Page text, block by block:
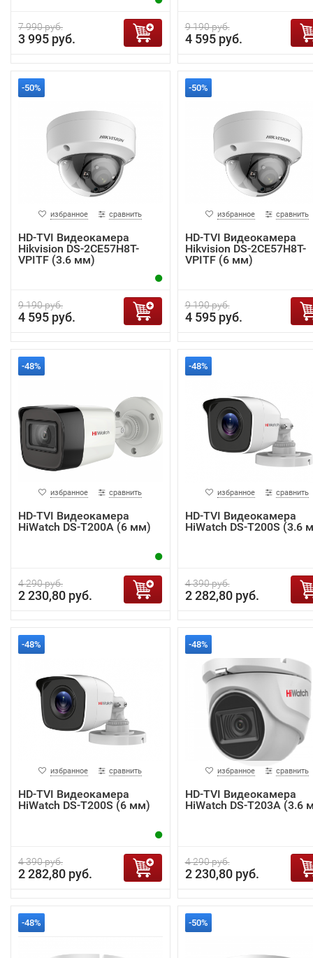
7 990 руб.
3 995 руб.
9 190 руб.
4 595 руб.
-50%
избранное сравнить
HD-TVI Видеокамера
Hikvision DS-2CE57H8T-
VPITF (3.6 мм)
9 190 руб.
4 595 руб.
-50%
избранное сравнить
HD-TVI Видеокамера
Hikvision DS-2CE57H8T-
VPITF (6 мм)
9 190 руб.
4 595 руб.
-48%
избранное сравнить
HD-TVI Видеокамера
HiWatch DS-T200A (6 мм)
4 290 руб.
2 230,80 руб.
-48%
избранное сравнить
HD-TVI Видеокамера
HiWatch DS-T200S (3.6
4 390 руб.
2 282,80 руб.
-48%
избранное сравнить
HD-TVI Видеокамера
HiWatch DS-T200S (6 мм)
4 390 руб.
2 282,80 руб.
-48%
избранное сравнить
HD-TVI Видеокамера
HiWatch DS-T203A (3.6
4 290 руб.
2 230,80 руб.
-48% -50%